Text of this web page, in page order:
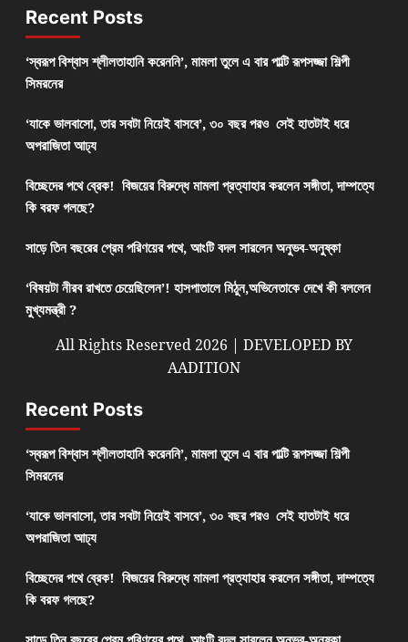
Recent Posts
‘স্বরূপ বিশ্বাস শ্লীলতাহানি করেননি’, মামলা তুলে এ বার পাল্টি রূপসজ্জা শিল্পী
সিমরনের
‘যাকে ভালবাসো, তার সবটা নিয়েই বাসবে’, ৩০ বছর পরও সেই হাতটাই ধরে
অপরাজিতা আঢ্য
বিচ্ছেদের পথে ব্রেক! বিজয়ের বিরুদ্ধে মামলা প্রত্যাহার করলেন সঙ্গীতা, দাম্পত্যে
কি বরফ গলছে?
সাড়ে তিন বছরের প্রেম পরিণয়ের পথে, আংটি বদল সারলেন অনুভব-অনুষ্কা
‘বিষয়টা নীরব রাখতে চেয়েছিলেন’! হাসপাতালে মিঠুন,অভিনেতাকে দেখে কী বললেন
মুখ্যমন্ত্রী ?
All Rights Reserved 2026 | DEVELOPED BY
AADITION
Recent Posts
‘স্বরূপ বিশ্বাস শ্লীলতাহানি করেননি’, মামলা তুলে এ বার পাল্টি রূপসজ্জা শিল্পী
সিমরনের
‘যাকে ভালবাসো, তার সবটা নিয়েই বাসবে’, ৩০ বছর পরও সেই হাতটাই ধরে
অপরাজিতা আঢ্য
বিচ্ছেদের পথে ব্রেক! বিজয়ের বিরুদ্ধে মামলা প্রত্যাহার করলেন সঙ্গীতা, দাম্পত্যে
কি বরফ গলছে?